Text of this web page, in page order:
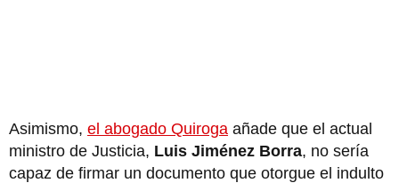
Asimismo, el abogado Quiroga añade que el actual
ministro de Justicia, Luis Jiménez Borra, no sería
capaz de firmar un documento que otorgue el indulto